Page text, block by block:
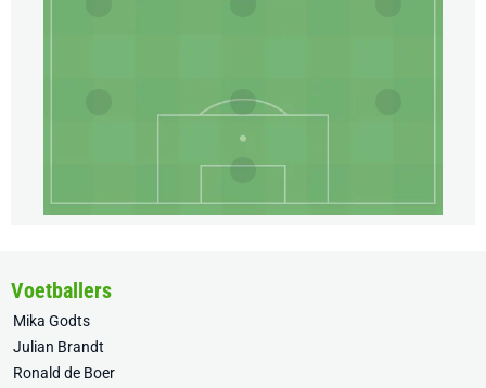
Voetballers
Mika Godts
Julian Brandt
Ronald de Boer